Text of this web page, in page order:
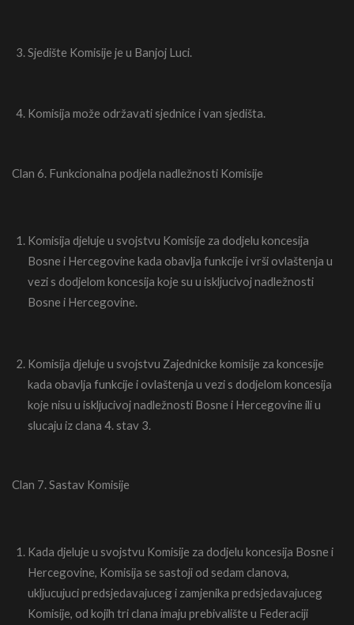
Sjedište Komisije je u Banjoj Luci.
Komisija može održavati sjednice i van sjedišta.
Clan 6. Funkcionalna podjela nadležnosti Komisije
Komisija djeluje u svojstvu Komisije za dodjelu koncesija
Bosne i Hercegovine kada obavlja funkcije i vrši ovlaštenja u
vezi s dodjelom koncesija koje su u iskljucivoj nadležnosti
Bosne i Hercegovine.
Komisija djeluje u svojstvu Zajednicke komisije za koncesije
kada obavlja funkcije i ovlaštenja u vezi s dodjelom koncesija
koje nisu u iskljucivoj nadležnosti Bosne i Hercegovine ili u
slucaju iz clana 4. stav 3.
Clan 7. Sastav Komisije
Kada djeluje u svojstvu Komisije za dodjelu koncesija Bosne i
Hercegovine, Komisija se sastoji od sedam clanova,
ukljucujuci predsjedavajuceg i zamjenika predsjedavajuceg
Komisije, od kojih tri clana imaju prebivalište u Federaciji